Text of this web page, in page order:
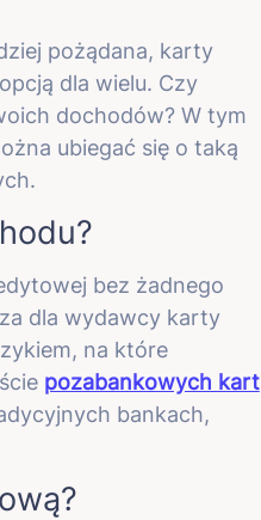
pożądana, karty
dla wielu. Czy
dochodów? W tym
ubiegać się o taką
bez żadnego
dla wydawcy karty
na które
pozabankowych kart
bankach,